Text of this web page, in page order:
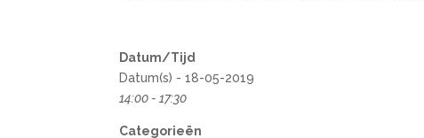
Datum/Tijd
Datum(s) - 18-05-2019
14:00 - 17:30
Categorieën